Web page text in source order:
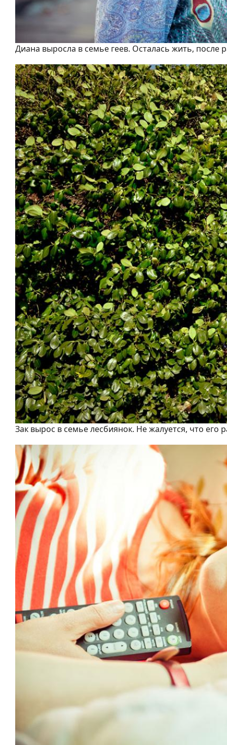
Диана выросла в семье геев. Осталась жить, после
Зак вырос в семье лесбиянок. Не жалуется, что его